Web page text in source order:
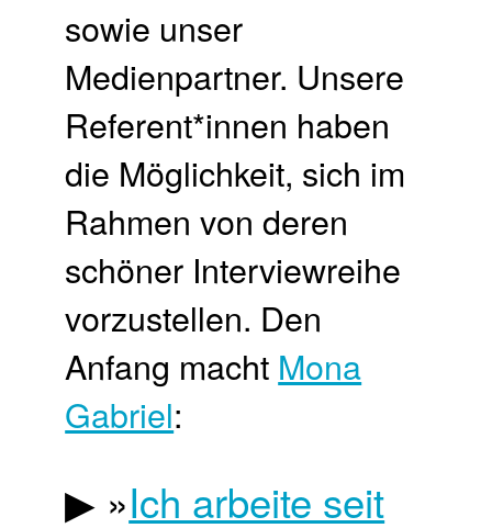
sowie unser
Medienpartner. Unsere
Referent*innen haben
die Möglichkeit, sich im
Rahmen von deren
schöner Interviewreihe
vorzustellen. Den
Anfang macht Mona
Gabriel:
▶ »Ich arbeite seit